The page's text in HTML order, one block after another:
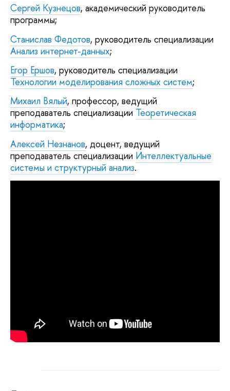
Сергей Кузнецов, академический руководитель
программы;
Станислав Федотов, руководитель специализации
Анализ интернет-данных;
Егор Ершов, руководитель специализации
Технологии моделирования сложных систем;
Михаил Вялый, профессор, ведущий
преподаватель специализации Теоретическая
информатика;
Алексей Незнанов, доцент, ведущий
преподаватель специализации Интеллектуальные
системы и структурный анализ.